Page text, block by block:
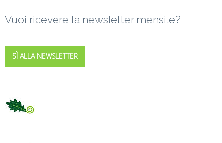
Vuoi ricevere la newsletter mensile?
SÌ ALLA NEWSLETTER